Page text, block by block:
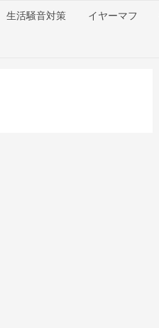
生活騒音対策 イヤーマフ